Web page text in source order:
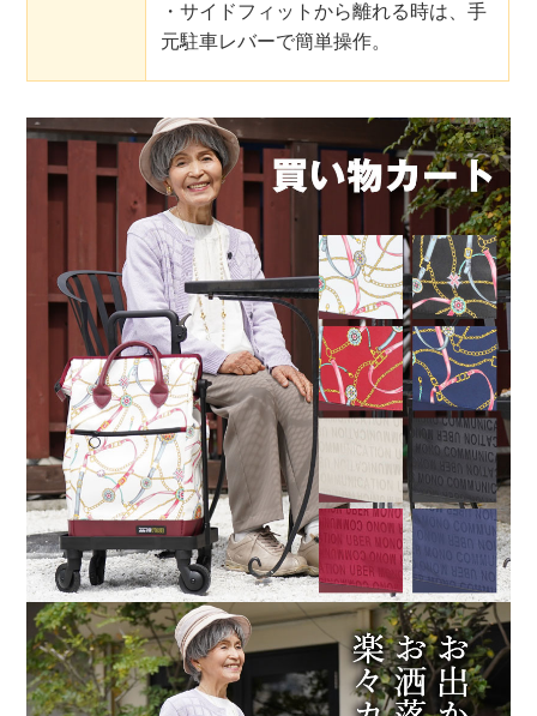
・サイドフィットから離れる時は、手
元駐車レバーで簡単操作。